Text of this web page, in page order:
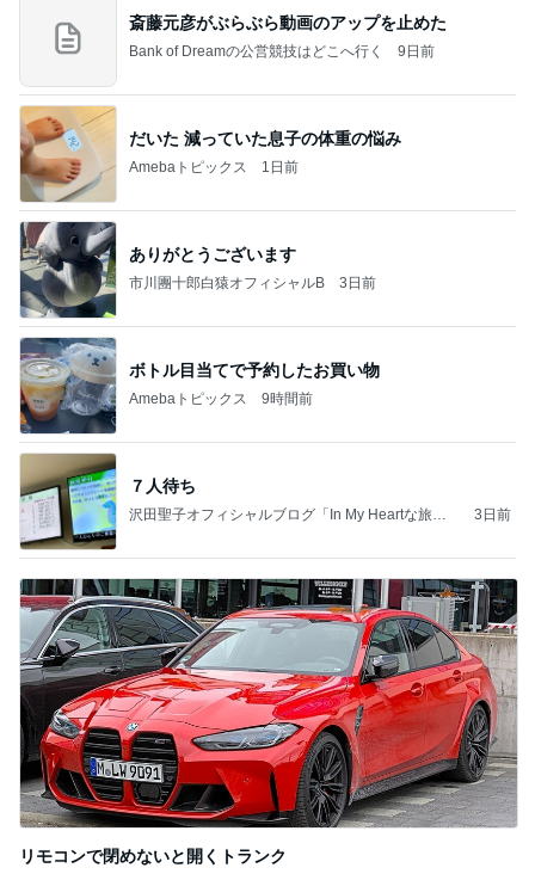
斎藤元彦がぶらぶら動画のアップを止めた
Bank of Dreamの公営競技はどこへ行く 9日前
だいた 減っていた息子の体重の悩み
Amebaトピックス 1日前
ありがとうございます
市川團十郎白猿オフィシャルB 3日前
ボトル目当てで予約したお買い物
Amebaトピックス 9時間前
７人待ち
沢田聖子オフィシャルブログ「In My Heartな旅日
3日前
リモコンで閉めないと開くトランク